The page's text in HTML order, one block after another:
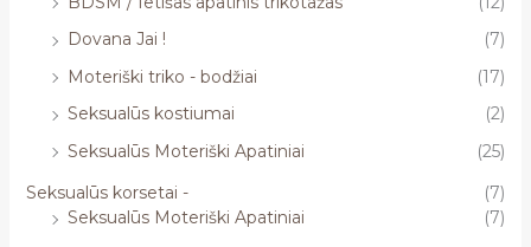
Dovana Jai !
(7)
Moteriški triko - bodžiai
(17)
Seksualūs kostiumai
(2)
Seksualūs Moteriški Apatiniai
(25)
Seksualūs korsetai -
(7)
Seksualūs Moteriški Apatiniai
(7)